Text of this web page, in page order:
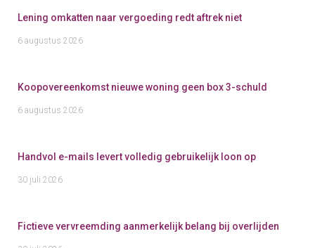
Lening omkatten naar vergoeding redt aftrek niet
6 augustus 2026
Koopovereenkomst nieuwe woning geen box 3-schuld
6 augustus 2026
Handvol e-mails levert volledig gebruikelijk loon op
30 juli 2026
Fictieve vervreemding aanmerkelijk belang bij overlijden